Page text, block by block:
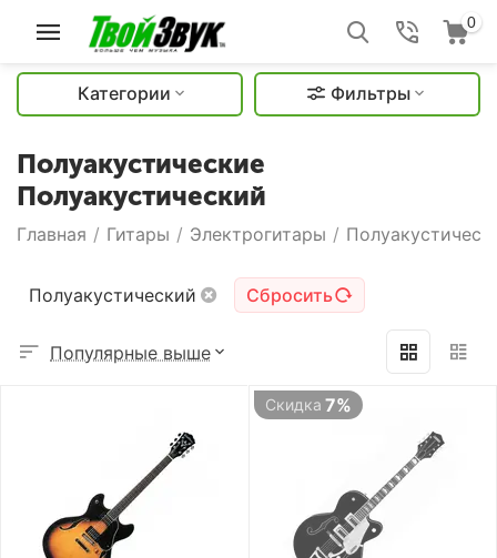
0
Категории Фильтры
Полуакустические
Полуакустический
Главная / Гитары / Электрогитары /
Полуакустический Сбросить
Популярные выше
Скидка 7%